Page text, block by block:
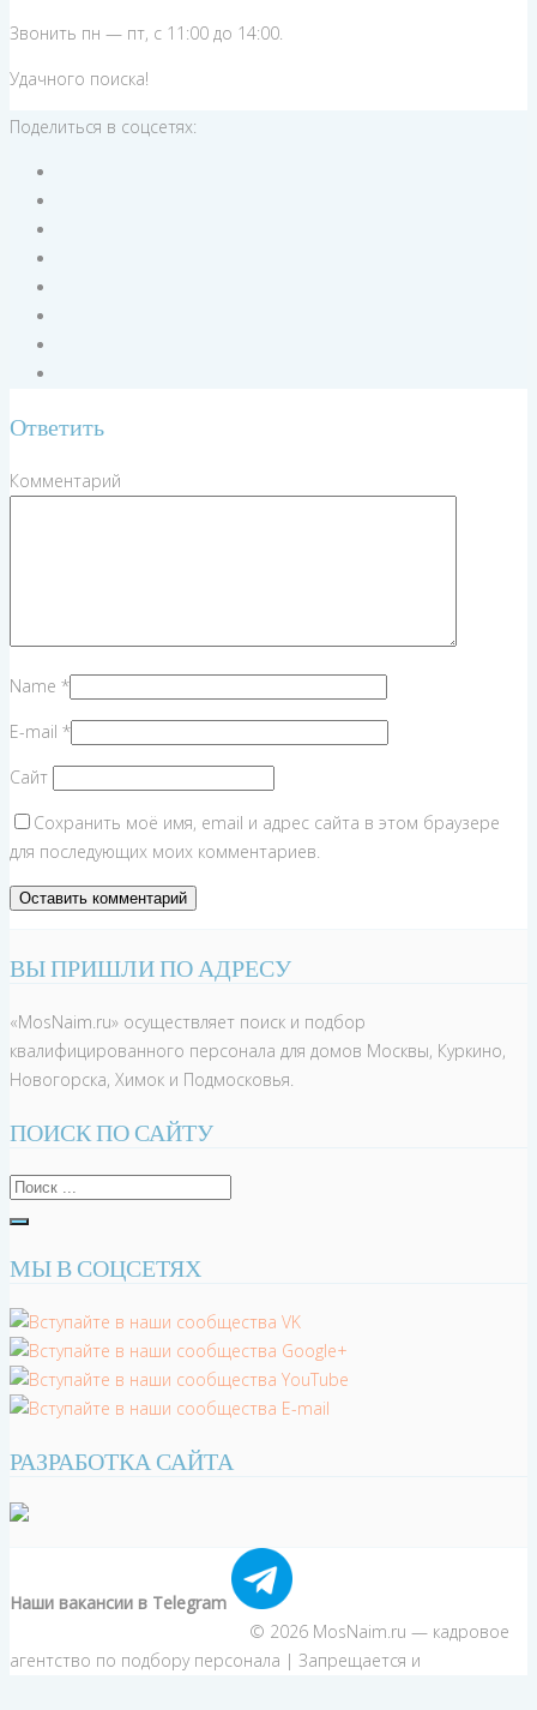
Звонить пн — пт, с 11:00 до 14:00.
Удачного поиска!
Поделиться в соцсетях:
Ответить
Комментарий
Name *
E-mail *
Сайт
Сохранить моё имя, email и адрес сайта в этом браузере
для последующих моих комментариев.
ВЫ ПРИШЛИ ПО АДРЕСУ
«MosNaim.ru» осуществляет поиск и подбор
квалифицированного персонала для домов Москвы, Куркино,
Новогорска, Химок и Подмосковья.
ПОИСК ПО САЙТУ
МЫ В СОЦСЕТЯХ
РАЗРАБОТКА САЙТА
Наши вакансии в Telegram
© 2026 MosNaim.ru — кадровое
агентство по подбору персонала | Запрещается и